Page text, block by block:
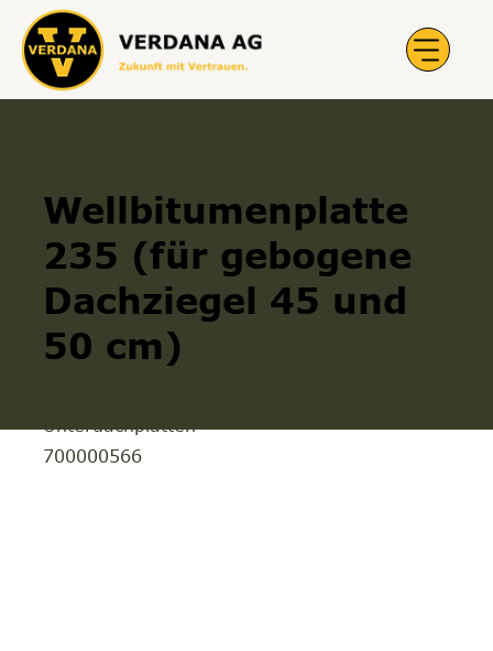
Wellbitumenplatte
235 (für gebogene
Dachziegel 45 und
50 cm)
Unterdachplatten
700000566